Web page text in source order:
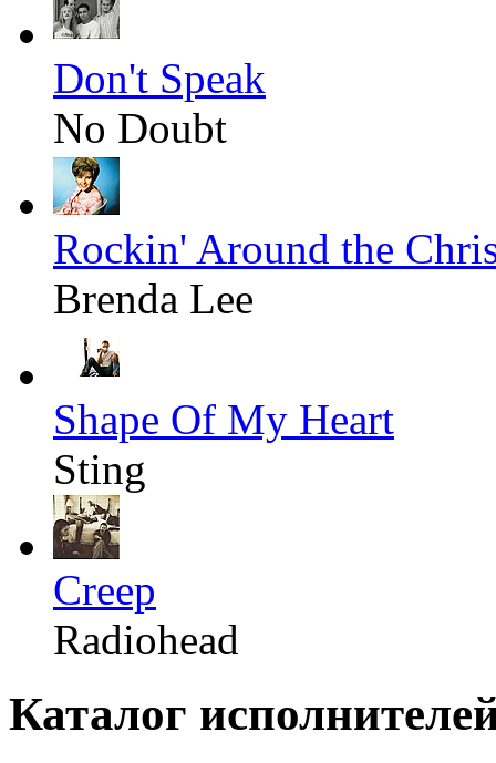
Don't Speak
No Doubt
Rockin' Around the
Brenda Lee
Shape Of My Heart
Sting
Creep
Radiohead
Каталог